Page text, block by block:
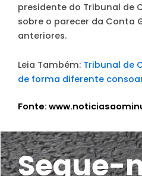
presidente do Tribunal de
sobre o parecer da Conta
anteriores.
Leia Também: Tribunal de
de forma diferente
Fonte:
Segue-